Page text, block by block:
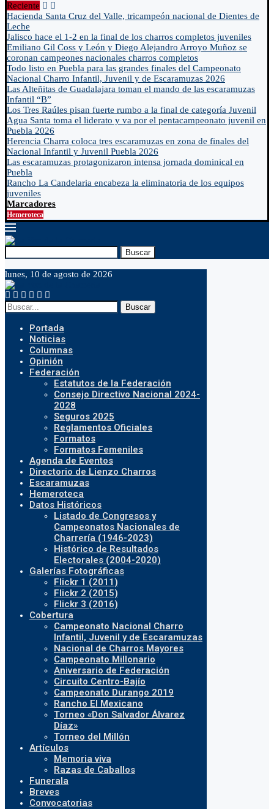
Reciente
Hacienda Santa Cruz del Valle, tricampeón nacional de Dientes de
Leche
Jalisco hace el 1-2 en la final de los charros completos juveniles
Emiliano Gil Coss y León y Diego Alejandro Arroyo Muñoz se
coronan campeones nacionales charros completos
Todo listo en Puebla para las grandes finales del Campeonato
Nacional Charro Infantil, Juvenil y de Escaramuzas 2026
Las Alteñitas de Guadalajara toman el mando de las escaramuzas
Infantil “B”
Los Tres Raúles pisan fuerte rumbo a la final de categoría Juvenil
Agua Santa toma el liderato y va por el pentacampeonato juvenil en
Puebla 2026
Herencia Charra coloca tres escaramuzas en zona de finales del
Nacional Infantil y Juvenil Puebla 2026
Las escaramuzas protagonizaron intensa jornada dominical en
Puebla
Rancho La Candelaria encabeza la eliminatoria de los equipos
juveniles
Marcadores
Hemeroteca
Buscar
lunes, 10 de agosto de 2026
Buscar
Portada
Noticias
Columnas
Opinión
Federación
Estatutos de la Federación
Consejo Directivo Nacional 2024-
2028
Seguros 2025
Reglamentos Oficiales
Formatos
Formatos Femeniles
Agenda de Eventos
Directorio de Lienzo Charros
Escaramuzas
Hemeroteca
Datos Históricos
Listado de Congresos y
Campeonatos Nacionales de
Charrería (1946-2023)
Histórico de Resultados
Electorales (2004-2020)
Galerías Fotográficas
Flickr 1 (2011)
Flickr 2 (2015)
Flickr 3 (2016)
Cobertura
Campeonato Nacional Charro
Infantil, Juvenil y de Escaramuzas
Nacional de Charros Mayores
Campeonato Millonario
Aniversario de Federación
Circuito Centro-Bajío
Campeonato Durango 2019
Rancho El Mexicano
Torneo «Don Salvador Álvarez
Díaz»
Torneo del Millón
Artículos
Memoria viva
Razas de Caballos
Funerala
Breves
Convocatorias